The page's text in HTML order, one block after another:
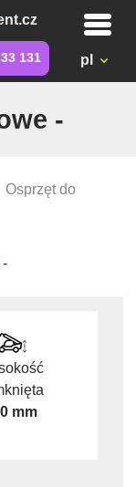
131 pl
-
Osprzęt do
mm